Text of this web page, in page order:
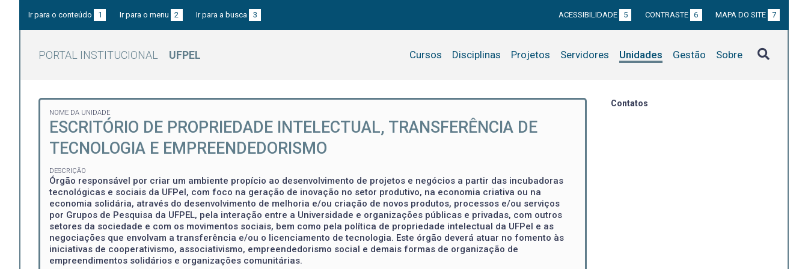
Ir para o conteúdo 1 Ir para o menu 2 Ir para a busca 3 ACESSIBILIDADE 5 CONTRASTE 6 MAPA DO SITE 7
PORTAL INSTITUCIONAL UFPEL Cursos Disciplinas Projetos Servidores Unidades Gestão Sobre
NOME DA UNIDADE
ESCRITÓRIO DE PROPRIEDADE INTELECTUAL, TRANSFERÊNCIA DE
TECNOLOGIA E EMPREENDEDORISMO
DESCRIÇÃO
Órgão responsável por criar um ambiente propício ao desenvolvimento de projetos e negócios a partir das incubadoras
tecnológicas e sociais da UFPel, com foco na geração de inovação no setor produtivo, na economia criativa ou na
economia solidária, através do desenvolvimento de melhoria e/ou criação de novos produtos, processos e/ou serviços
por Grupos de Pesquisa da UFPEL, pela interação entre a Universidade e organizações públicas e privadas, com outros
setores da sociedade e com os movimentos sociais, bem como pela política de propriedade intelectual da UFPel e as
negociações que envolvam a transferência e/ou o licenciamento de tecnologia. Este órgão deverá atuar no fomento às
iniciativas de cooperativismo, associativismo, empreendedorismo social e demais formas de organização de
empreendimentos solidários e organizações comunitárias.
Contatos